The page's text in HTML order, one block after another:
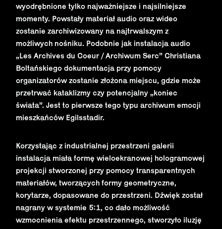
wyodrębnione tylko najważniejsze i najsilniejsze
momenty. Powstały materiał audio oraz wideo
zostanie zarchiwizowany na najtrwalszym z
możliwych nośniku. Podobnie jak instalacja audio
„Les Archives du Coeur / Archiwum Serc” Christiana
Boltańskiego dokumentacja przy pomocy
organizatorów zostanie złożona miejscu, gdzie może
przetrwać kataklizmy czy potencjalny „koniec
świata”. Jest to pierwsze tego typu archiwum emocji
mieszkańców Egilsstadir.
Korzystając z industrialnej przestrzeni galerii
instalacja miała formę wieloekranowej hologramowej
projekcji stworzonej przy pomocy transparentnych
materiałów, tworzących formy geometryczne,
korytarze, dopasowane do przestrzeni. Dźwięk został
nagrany w systemie 5:1, co dało możliwość
wzmocnienia efektu przestrzennego, stworzyło iluzję